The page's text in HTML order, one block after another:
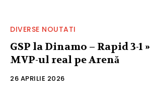
DIVERSE NOUTATI
GSP la Dinamo – Rapid 3-1
MVP-ul real pe Arenă
26 APRILIE 2026